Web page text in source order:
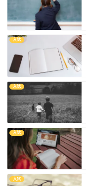
入試
入試
入試
入試